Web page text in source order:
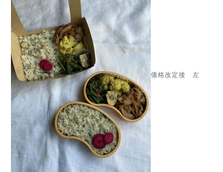
価格改定後 左